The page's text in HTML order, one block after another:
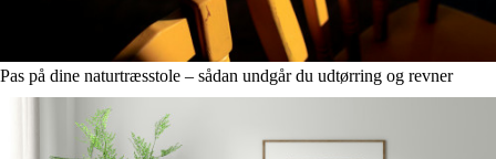
Pas på dine naturtræsstole – sådan undgår du udtørring og revner